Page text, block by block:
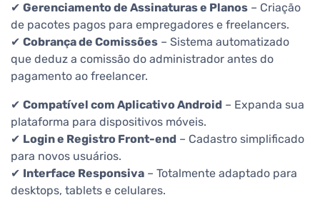
✔ Gerenciamento de Assinaturas e Planos – Criação
de pacotes pagos para empregadores e freelancers.
✔ Cobrança de Comissões – Sistema automatizado
que deduz a comissão do administrador antes do
pagamento ao freelancer.
✔ Compatível com Aplicativo Android – Expanda sua
plataforma para dispositivos móveis.
✔ Login e Registro Front-end – Cadastro simplificado
para novos usuários.
✔ Interface Responsiva – Totalmente adaptado para
desktops, tablets e celulares.